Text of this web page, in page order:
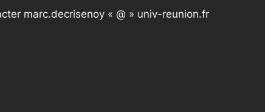
marc.decrisenoy « @ » univ-reunion.fr